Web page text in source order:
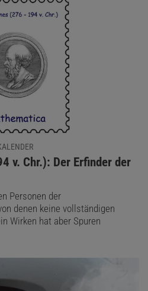
v. Chr.): Der Erfinder der
Personen der
denen keine vollständigen
Wirken hat aber Spuren